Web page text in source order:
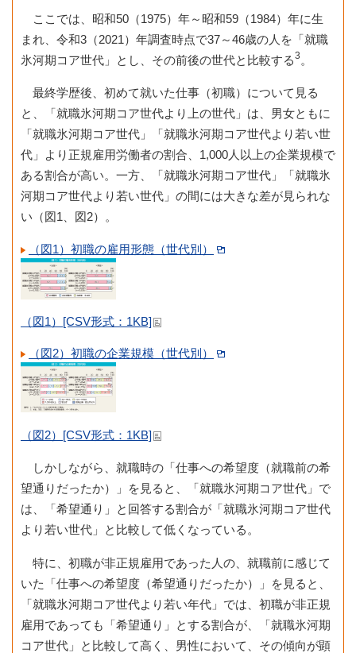
ここでは、昭和50（1975）年～昭和59（1984）年に生
まれ、令和3（2021）年調査時点で37～46歳の人を「就職
氷河期コア世代」とし、その前後の世代と比較する3 。
最終学歴後、初めて就いた仕事（初職）について見る
と、「就職氷河期コア世代より上の世代」は、男女ともに
「就職氷河期コア世代」「就職氷河期コア世代より若い世
代」より正規雇用労働者の割合、1,000人以上の企業規模で
ある割合が高い。一方、「就職氷河期コア世代」「就職氷
河期コア世代より若い世代」の間には大きな差が見られな
い（図1、図2）。
（図1）初職の雇用形態（世代別）
（図1）[CSV形式：1KB]
（図2）初職の企業規模（世代別）
（図2）[CSV形式：1KB]
しかしながら、就職時の「仕事への希望度（就職前の希
望通りだったか）」を見ると、「就職氷河期コア世代」で
は、「希望通り」と回答する割合が「就職氷河期コア世代
より若い世代」と比較して低くなっている。
特に、初職が非正規雇用であった人の、就職前に感じて
いた「仕事への希望度（希望通りだったか）」を見ると、
「就職氷河期コア世代より若い年代」では、初職が非正規
雇用であっても「希望通り」とする割合が、「就職氷河期
コア世代」と比較して高く、男性において、その傾向が顕